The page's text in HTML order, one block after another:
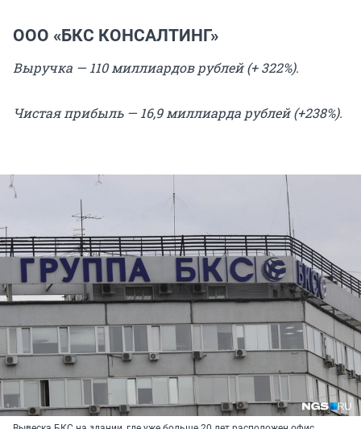
ООО «БКС КОНСАЛТИНГ»
Выручка — 110 миллиардов рублей (+ 322%).
Чистая прибыль — 16,9 миллиарда рублей (+238%).